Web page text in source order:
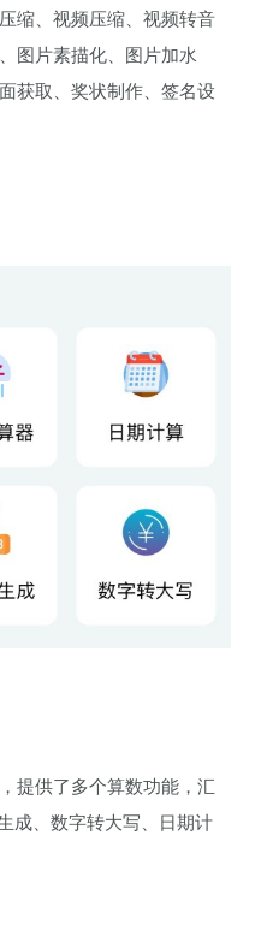
缩、视频压缩、视频转音
图片素描化、图片加水
获取、奖状制作、签名设
提供了多个算数功能，汇
成、数字转大写、日期计